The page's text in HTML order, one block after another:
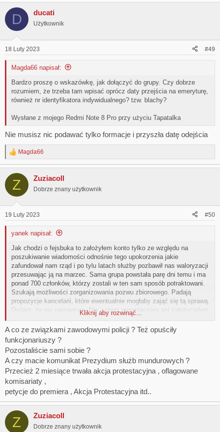
D ducati
Użytkownik
18 Luty 2023 #49
Magda66 napisał:
Bardzo proszę o wskazówkę, jak dołączyć do grupy. Czy dobrze
rozumiem, że trzeba tam wpisać oprócz daty przejścia na emeryturę,
również nr identyfikatora indywidualnego? tzw. blachy?
Wysłane z mojego Redmi Note 8 Pro przy użyciu Tapatalka
Nie musisz nic podawać tylko formacje i przyszła datę odejścia
R
e
c
i
s
:
Magda66
Z Zuziacoll
Dobrze znany użytkownik
19 Luty 2023 #50
yanek napisał:
Jak chodzi o fejsbuka to założyłem konto tylko ze względu na
poszukiwanie wiadomości odnośnie tego upokorzenia jakie
zafundował nam rząd i po tylu latach służby pozbawił nas waloryzacji
przesuwając ją na marzec. Sama grupa powstała parę dni temu i ma
ponad 700 członków, którzy zostali w ten sam sposób potraktowani.
Szukają możliwości zorganizowania pozwu zbiorowego. Padają
propozycje kancelarii, które ewentualnie mogłaby zająć się tą sprawą.
Dodam, że nie namawiam. Nie jestem naganiaczem ani założycielem
tej grupy. Jestem jedną z tych osób, które zostały niesprawiedliwie
potraktowane i szukam informacji na ten temat.
Pozdrawiam.
Kliknij aby rozwinąć...
A co ze związkami zawodowymi policji ? Też opuściły
funkcjonariuszy ?
Pozostaliście sami sobie ?
A czy macie komunikat Prezydium służb mundurowych ?
Przecież 2 miesiące trwała akcja protestacyjna , oflagowane
komisariaty ,
petycje do premiera , Akcja Protestacyjna itd..
Z Zuziacoll
Dobrze znany użytkownik